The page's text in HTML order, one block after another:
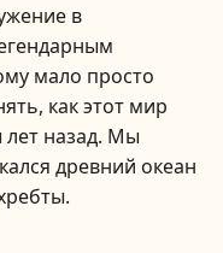
в
мало просто
как этот мир
назад. Мы
древний океан